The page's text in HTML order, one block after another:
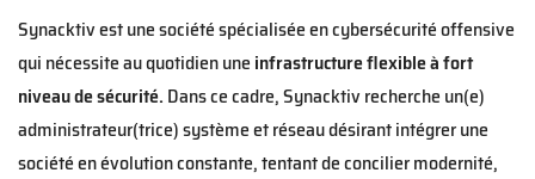
Synacktiv est une société spécialisée en cybersécurité offensive
qui nécessite au quotidien une infrastructure flexibleàfort
niveau de sécurité. Dans ce cadre, Synacktiv recherche un(e)
administrateur(trice) système et réseau désirant intégrer une
société en évolution constante, tentant de concilier modernité,